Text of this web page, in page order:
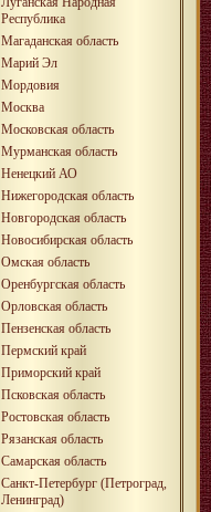
Республика
Магаданская область
Марий Эл
Мордовия
Москва
Московская область
Мурманская область
Ненецкий АО
Нижегородская область
Новгородская область
Новосибирская область
Омская область
Оренбургская область
Орловская область
Пензенская область
Пермский край
Приморский край
Псковская область
Ростовская область
Рязанская область
Самарская область
Санкт-Петербург (Петроград,
Ленинград)